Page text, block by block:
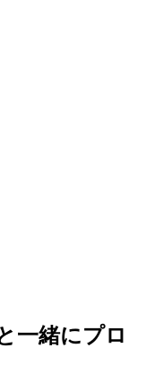
一緒にプロ